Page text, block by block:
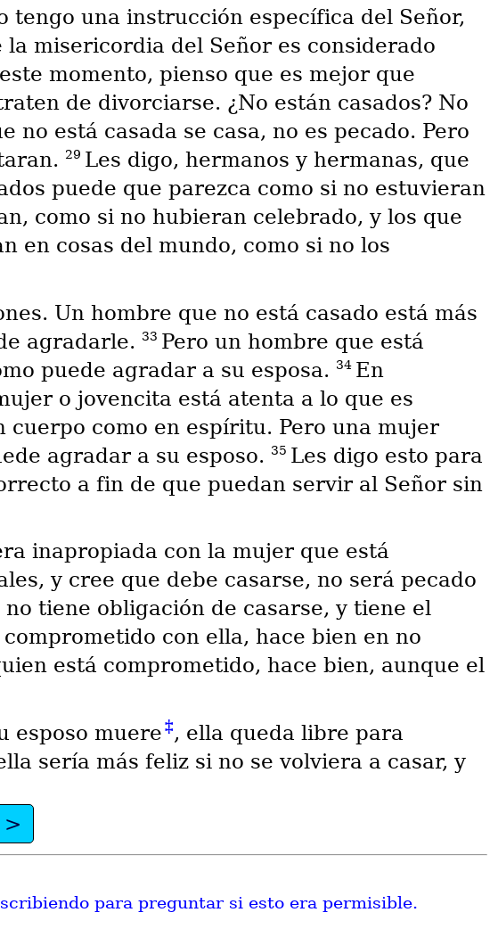
tengo una instrucción específica del Señor,
misericordia del Señor es considerado
momento, pienso que es mejor que
de divorciarse. ¿No están casados? No
no está casada se casa, no es pecado. Pero
29 Les digo, hermanos y hermanas, que
puede que parezca como si no estuvieran
como si no hubieran celebrado, y los que
en cosas del mundo, como si no los
Un hombre que no está casado está más
agradarle. 33 Pero un hombre que está
puede agradar a su esposa. 34 En
o jovencita está atenta a lo que es
como en espíritu. Pero una mujer
agradar a su esposo. 35 Les digo esto para
a fin de que puedan servir al Señor sin
inapropiada con la mujer que está
y cree que debe casarse, no será pecado
tiene obligación de casarse, y tiene el
con ella, hace bien en no
está comprometido, hace bien, aunque el
esposo muere‡, ella queda libre para
sería más feliz si no se volviera a casar, y
>
para preguntar si esto era permisible.